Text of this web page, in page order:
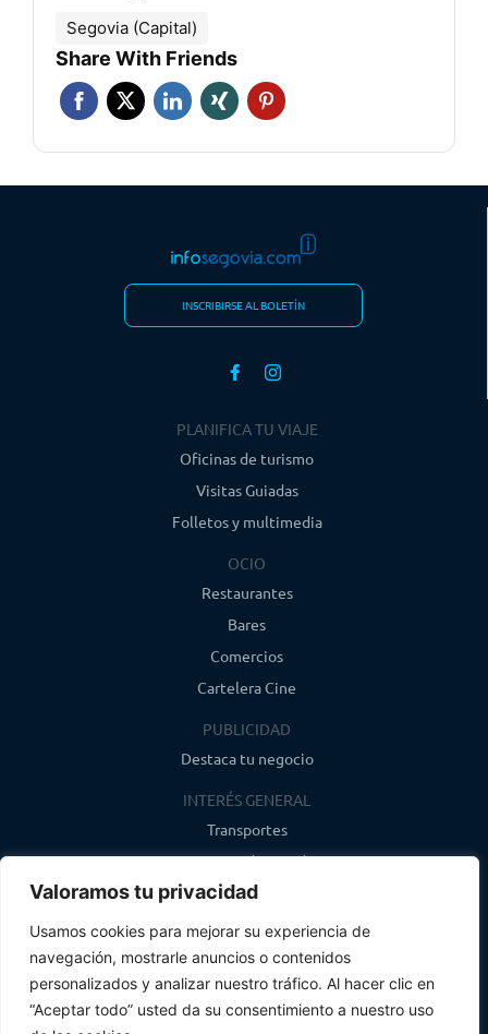
Valoramos tu privacidad
Usamos cookies para mejorar su experiencia de
navegación, mostrarle anuncios o contenidos
personalizados y analizar nuestro tráfico. Al hacer clic en
“Aceptar todo” usted da su consentimiento a nuestro uso
Segovia (Capital)
Share With Friends
INSCRIBIRSE AL BOLETÍN
PLANIFICA TU VIAJE
Oficinas de turismo
Visitas Guiadas
Folletos y multimedia
OCIO
Restaurantes
Bares
Comercios
Cartelera Cine
PUBLICIDAD
Destaca tu negocio
INTERÉS GENERAL
Transportes
Farmacias de guardia
Canal de WhatsApp
Último boletín
info@infosegovia.com